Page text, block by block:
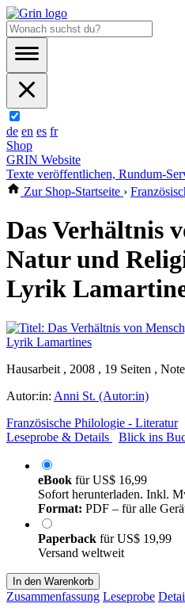
de en es fr
Shop
GRIN Website
Texte veröffentlichen, Rundum-
Zur Shop-Startseite ›
Das Verhältnis
Natur und
Lyrik
Hausarbeit , 2008 , 19 Seiten ,
Autor:in: Anni St. (Autor:in)
Französische Philologie - Literatur
Leseprobe & Details
Blick ins
eBook fürUS$ 16,99
Sofort herunterladen. Inkl.
Format: PDF – für alle
Paperback fürUS$ 19,99
Versand weltweit
In den Warenkorb
Zusammenfassung Leseprobe